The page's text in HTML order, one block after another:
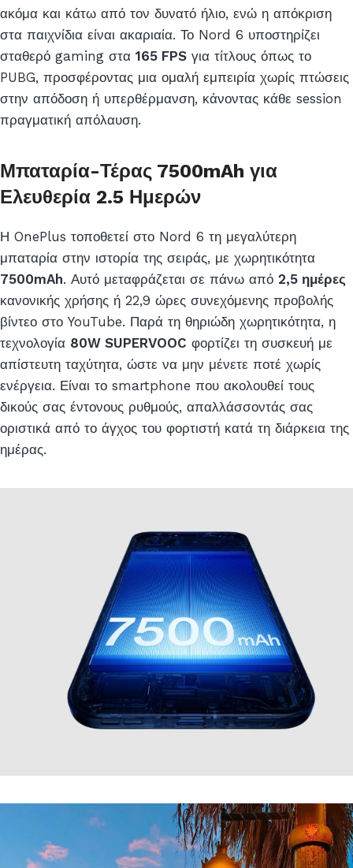
ακόμα και κάτω από τον δυνατό ήλιο, ενώ η απόκριση
στα παιχνίδια είναι ακαριαία. Το Nord 6 υποστηρίζει
σταθερό gaming στα 165 FPS για τίτλους όπως το
PUBG, προσφέροντας μια ομαλή εμπειρία χωρίς πτώσεις
στην απόδοση ή υπερθέρμανση, κάνοντας κάθε session
πραγματική απόλαυση.
Μπαταρία-Τέρας 7500mAh για
Ελευθερία 2.5 Ημερών
Η OnePlus τοποθετεί στο Nord 6 τη μεγαλύτερη
μπαταρία στην ιστορία της σειράς, με χωρητικότητα
7500mAh. Αυτό μεταφράζεται σε πάνω από 2,5 ημέρες
κανονικής χρήσης ή 22,9 ώρες συνεχόμενης προβολής
βίντεο στο YouTube. Παρά τη θηριώδη χωρητικότητα, η
τεχνολογία 80W SUPERVOOC φορτίζει τη συσκευή με
απίστευτη ταχύτητα, ώστε να μην μένετε ποτέ χωρίς
ενέργεια. Είναι το smartphone που ακολουθεί τους
δικούς σας έντονους ρυθμούς, απαλλάσσοντάς σας
οριστικά από το άγχος του φορτιστή κατά τη διάρκεια της
ημέρας.